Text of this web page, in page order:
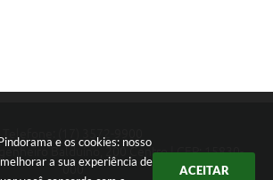
e os cookies: nosso
a sua experiência de
ACEITAR
Balduíno, 200 Centro | CEP: 15830-
000